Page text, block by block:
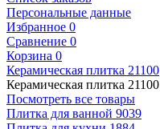
Персональные данные
Избранное 0
Сравнение 0
Корзина 0
Керамическая плитка 21100
Керамическая плитка 21100
Посмотреть все товары
Плитка для ванной 9039